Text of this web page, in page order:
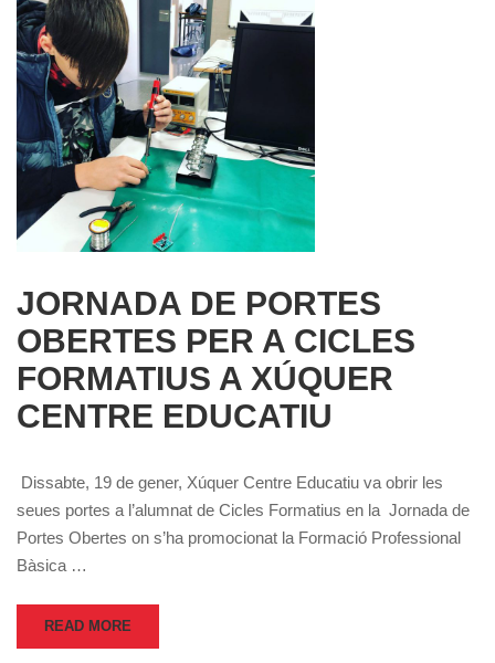
JORNADA DE PORTES
OBERTES PER A CICLES
FORMATIUS A XÚQUER
CENTRE EDUCATIU
Dissabte, 19 de gener, Xúquer Centre Educatiu va obrir les
seues portes a l’alumnat de Cicles Formatius en la Jornada de
Portes Obertes on s’ha promocionat la Formació Professional
Bàsica …
READ MORE